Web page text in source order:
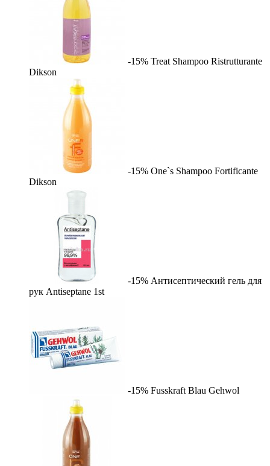
-15% Treat Shampoo Ristrutturante
Dikson
-15% One`s Shampoo Fortificante
Dikson
-15% Антисептический гель для
рук Antiseptane 1st
-15% Fusskraft Blau Gehwol